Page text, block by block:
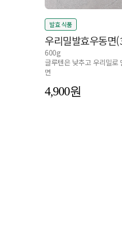
발효 식품
우리밀발효우동면
600g
글루텐은 낮추고 우리밀로
면
4,900